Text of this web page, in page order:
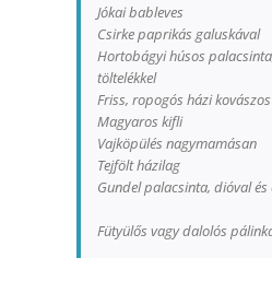
Jókai bableves
Csirke paprikás galuskával
Hortobágyi húsos
töltelékkel
Friss, ropogós házi
Magyaros kifli
Vajköpülés nagymamásan
Tejfölt házilag
Gundel palacsinta, dióval
Fütyülős vagy dalolós